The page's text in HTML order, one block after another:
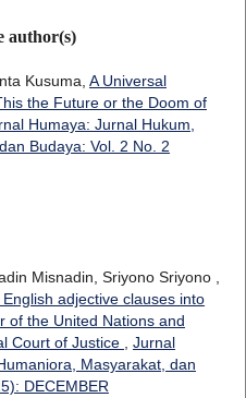
author(s)
Kusuma, A Universal
the Future or the Doom of
Humaya: Jurnal Hukum,
Budaya: Vol. 2 No. 2
Misnadin, Sriyono Sriyono ,
adjective clauses into
of the United Nations and
Court of Justice , Jurnal
Masyarakat, dan
DECEMBER